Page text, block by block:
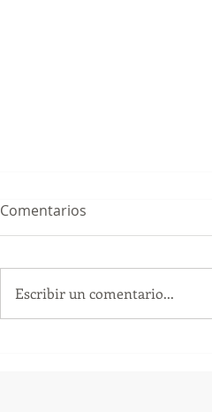
Comentarios
Escribir un comentario...